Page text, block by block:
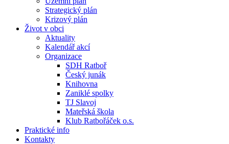
Strategický plán
Krizový plán
Život v obci
Aktuality
Kalendář akcí
Organizace
SDH Ratboř
Český junák
Knihovna
Zaniklé spolky
TJ Slavoj
Mateřská škola
Klub Ratbořáček o.s.
Praktické info
Kontakty